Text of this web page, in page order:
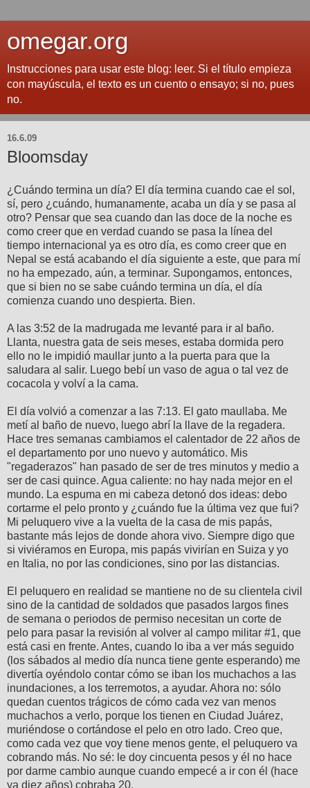
omegar.org
Instrucciones para usar este blog: leer. Si el título empieza
con mayúscula, el texto es un cuento o ensayo; si no, pues
no.
16.6.09
Bloomsday
¿Cuándo termina un día? El día termina cuando cae el sol,
sí, pero ¿cuándo, humanamente, acaba un día y se pasa al
otro? Pensar que sea cuando dan las doce de la noche es
como creer que en verdad cuando se pasa la línea del
tiempo internacional ya es otro día, es como creer que en
Nepal se está acabando el día siguiente a este, que para mí
no ha empezado, aún, a terminar. Supongamos, entonces,
que si bien no se sabe cuándo termina un día, el día
comienza cuando uno despierta. Bien.
A las 3:52 de la madrugada me levanté para ir al baño.
Llanta, nuestra gata de seis meses, estaba dormida pero
ello no le impidió maullar junto a la puerta para que la
saludara al salir. Luego bebí un vaso de agua o tal vez de
cocacola y volví a la cama.
El día volvió a comenzar a las 7:13. El gato maullaba. Me
metí al baño de nuevo, luego abrí la llave de la regadera.
Hace tres semanas cambiamos el calentador de 22 años de
el departamento por uno nuevo y automático. Mis
"regaderazos" han pasado de ser de tres minutos y medio a
ser de casi quince. Agua caliente: no hay nada mejor en el
mundo. La espuma en mi cabeza detonó dos ideas: debo
cortarme el pelo pronto y ¿cuándo fue la última vez que fui?
Mi peluquero vive a la vuelta de la casa de mis papás,
bastante más lejos de donde ahora vivo. Siempre digo que
si viviéramos en Europa, mis papás vivirían en Suiza y yo
en Italia, no por las condiciones, sino por las distancias.
El peluquero en realidad se mantiene no de su clientela civil
sino de la cantidad de soldados que pasados largos fines
de semana o periodos de permiso necesitan un corte de
pelo para pasar la revisión al volver al campo militar #1, que
está casi en frente. Antes, cuando lo iba a ver más seguido
(los sábados al medio día nunca tiene gente esperando) me
divertía oyéndolo contar cómo se iban los muchachos a las
inundaciones, a los terremotos, a ayudar. Ahora no: sólo
quedan cuentos trágicos de cómo cada vez van menos
muchachos a verlo, porque los tienen en Ciudad Juárez,
muriéndose o cortándose el pelo en otro lado. Creo que,
como cada vez que voy tiene menos gente, el peluquero va
cobrando más. No sé: le doy cincuenta pesos y él no hace
por darme cambio aunque cuando empecé a ir con él (hace
ya diez años) cobraba 20.